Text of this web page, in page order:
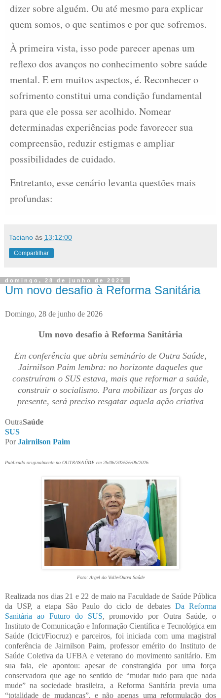
dizer sobre alguém. Ou até mesmo para explicar
quem somos, o que sentimos e por que sofremos.
À primeira vista, isso pode parecer apenas um
reflexo dos avanços no conhecimento sobre saúde
mental. E em muitos aspectos, é. Reconhecer o
sofrimento constitui uma condição fundamental
para que ele possa ser acolhido. Nomear
determinadas experiências pode favorecer sua
compreensão, reduzir estigmas e ampliar
possibilidades de cuidado.
Entretanto, esse cenário levanta questões mais
profundas:
Taciano às 13:12:00
Compartilhar
domingo, 28 de junho de 2026
Um novo desafio à Reforma Sanitária
Domingo, 28 de junho de 2026
Um novo desafio à Reforma Sanitária
Em conferência que abriu seminário de Outra Saúde,
Jairnilson Paim lembra: no horizonte daqueles que
construíram o SUS estava, mais que reformar a saúde,
construir o socialismo. Para mobilizar as forças do
presente, será preciso resgatar aquela ação criativa
OutraSaúde
SUS
PorJairnilson Paim
Publicado originalmente no OUTRASAÚDE em 26/06/202626/06/2026
Foto: Argel do Valle/Outra Saúde
Realizada nos dias 21 e 22 de maio na Faculdade de Saúde Pública
da USP, a etapa São Paulo do ciclo de debates Da Reforma
Sanitária ao Futuro do SUS, promovido por Outra Saúde, o
Instituto de Comunicação e Informação Científica e Tecnológica em
Saúde (Icict/Fiocruz) e parceiros, foi iniciada com uma magistral
conferência de Jairnilson Paim, professor emérito do Instituto de
Saúde Coletiva da UFBA e veterano do movimento sanitário. Em
sua fala, ele apontou: apesar de constrangida por uma força
conservadora que age no sentido de “mudar tudo para que nada
mude” na sociedade brasileira, a Reforma Sanitária previa uma
“totalidade de mudanças”, e não apenas uma reformulação dos